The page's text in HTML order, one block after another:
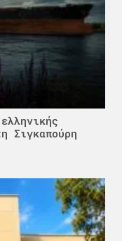
Σιγκαπούρη